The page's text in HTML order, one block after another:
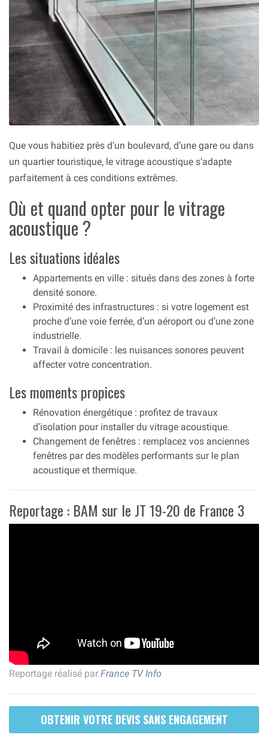
Que vous habitiez près d’un boulevard, d’une gare ou dans
un quartier touristique, le vitrage acoustique s’adapte
parfaitement à ces conditions extrêmes.
Où et quand opter pour le vitrage
acoustique ?
Les situations idéales
Appartements en ville : situés dans des zones à forte
densité sonore.
Proximité des infrastructures : si votre logement est
proche d’une voie ferrée, d’un aéroport ou d’une zone
industrielle.
Travail à domicile : les nuisances sonores peuvent
affecter votre concentration.
Les moments propices
Rénovation énergétique : profitez de travaux
d’isolation pour installer du vitrage acoustique.
Changement de fenêtres : remplacez vos anciennes
fenêtres par des modèles performants sur le plan
acoustique et thermique.
Reportage : BAM sur le JT 19-20 de France 3
Reportage réalisé par France TV Info
OBTENIR VOTRE DEVIS SANS ENGAGEMENT